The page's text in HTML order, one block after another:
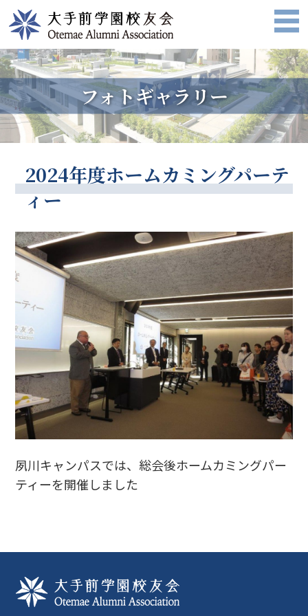
フォトギャラリー
2024年度ホームカミングパーテ
ィー
夙川キャンパスでは、総会後ホームカミングパー
ティーを開催しました